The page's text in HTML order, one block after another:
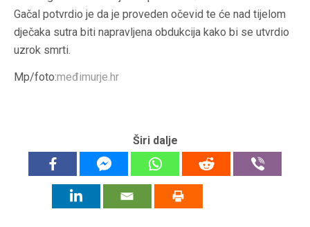
Gačal potvrdio je da je proveden očevid te će nad tijelom
dječaka sutra biti napravljena obdukcija kako bi se utvrdio
uzrok smrti.
Mp/foto:međimurje.hr
Širi dalje